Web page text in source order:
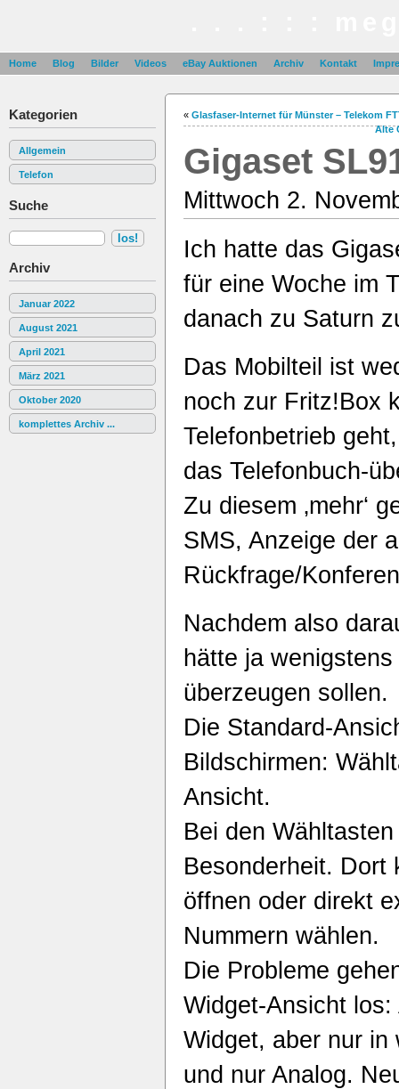
Home Blog Bilder Videos eBay Auktionen Archiv Kontakt
Kategorien
Allgemein
Telefon
Suche
Archiv
Januar 2022
August 2021
April 2021
März 2021
Oktober 2020
komplettes Archiv ...
« Glasfaser-Internet für Münster – Telekom
Alte
Gigaset
Mittwoch 2.
Ich hatte das
für eine Woche im
danach zu Saturn
Das Mobilteil ist
noch zur Fritz!Box
Telefonbetrieb
das Telefonbuch-
Zu diesem ‚mehr‘
SMS, Anzeige der
Rückfrage/
Nachdem also
hätte ja
überzeugen sollen.
Die Standard-
Bildschirmen:
Ansicht.
Bei den
Besonderheit. Dort
öffnen oder direkt
Nummern wählen.
Die Probleme
Widget-Ansicht
Widget, aber nur in
und nur Analog.